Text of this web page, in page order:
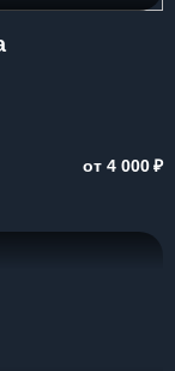
от 4 000₽